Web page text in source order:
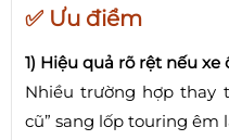
✅ Ưu điểm
1) Hiệu quả rõ rệt nếu xe
Nhiều trường hợp thay
cũ” sang lốp touring êm